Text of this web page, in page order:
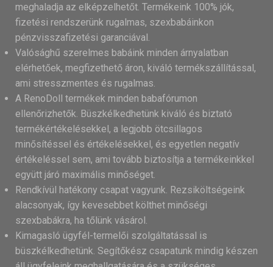
meghaladja az elképzelhetőt. Termékeink 100% jók,
fizetési rendszerünk rugalmas, szexbabáinkon
pénzvisszafizetési garanciával.
Valósághű szerelmes babáink minden árnyalatban
elérhetőek, megfizethető áron, kiváló termékszállítással,
ami stresszmentes és rugalmas.
A RenoDoll termékek minden babafórumon
ellenőrizhetők. Büszkélkedhetünk kiváló és biztató
termékértékelésekkel, a legjobb ötcsillagos
minősítéssel és értékelésekkel, és egyetlen negatív
értékeléssel sem, ami tovább biztosítja a termékeinkkel
együtt járó maximális minőséget.
Rendkívül hatékony csapat vagyunk. Rezsiköltségeink
alacsonyak, így kevesebbet költhet minőségi
szexbabákra, ha tőlünk vásárol.
Kimagasló ügyfél-termelői szolgáltatással is
büszkélkedhetünk. Segítőkész csapatunk mindig készen